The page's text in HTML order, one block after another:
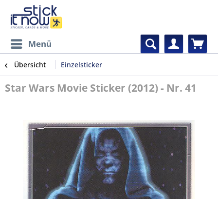
Menü
Übersicht Einzelsticker
Star Wars Movie Sticker (2012) - Nr. 41